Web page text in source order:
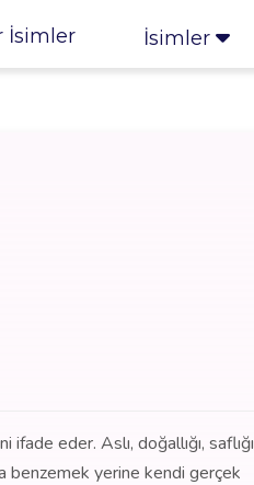
İsimler İsimler
eder. Aslı, doğallığı, saflığı
benzemek yerine kendi gerçek